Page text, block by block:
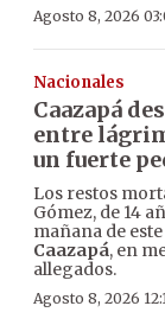
Agosto 8, 2026
Nacionales
Caazapá
entre
un fuerte
Los restos
Gómez, de 14
mañana de
Caazapá, en
allegados.
Agosto 8, 2026